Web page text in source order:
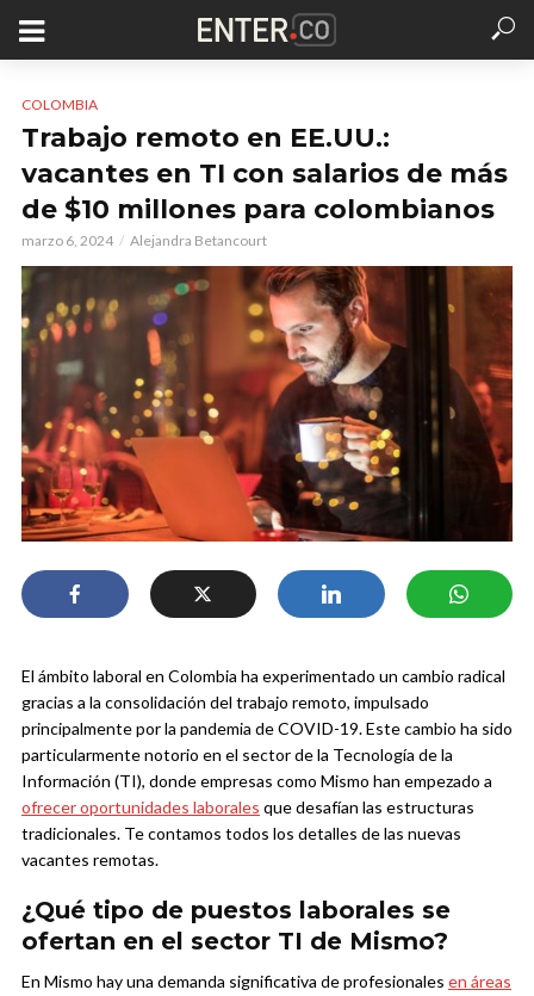
COLOMBIA
Trabajo remoto en EE.UU.:
vacantes en TI con salarios de más
de $10 millones para colombianos
marzo 6, 2024 Alejandra Betancourt
El ámbito laboral en Colombia ha experimentado un cambio radical
gracias a la consolidación del trabajo remoto, impulsado
principalmente por la pandemia de COVID-19. Este cambio ha sido
particularmente notorio en el sector de la Tecnología de la
Información (TI), donde empresas como Mismo han empezado a
ofrecer oportunidades laborales que desafían las estructuras
tradicionales. Te contamos todos los detalles de las nuevas
vacantes remotas.
¿Qué tipo de puestos laborales se
ofertan en el sector TI de Mismo?
En Mismo hay una demanda significativa de profesionales en áreas